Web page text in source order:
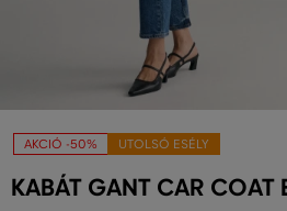
AKCIÓ -50% UTOLSÓ ESÉLY
KABÁT GANT CAR COAT